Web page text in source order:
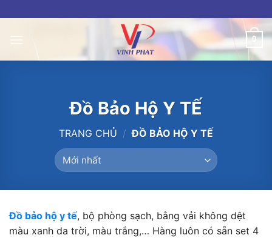
to
content
0
Đồ Bảo Hộ Y TẾ
TRANG CHỦ / ĐỒ BẢO HỘ Y TẾ
Đồ bảo hộ y tế, bộ phòng sạch, bằng vải không dệt
màu xanh da trời, màu trắng,… Hàng luôn có sẵn set 4